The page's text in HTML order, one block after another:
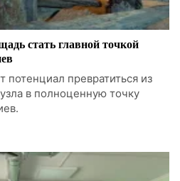
стать главной точкой
превратиться из
в полноценную точку